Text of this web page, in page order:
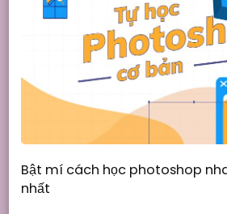
Bật mí cách học photoshop
nhất